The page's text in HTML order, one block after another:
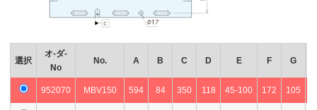
選択
オ-ダ-
No
No. A B C D E F G
952070 MBV150 594 84 350 118 45-100 172 105